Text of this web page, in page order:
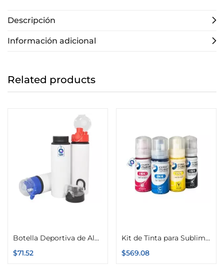
Descripción
Información adicional
Related products
Botella Deportiva de Aluminio con Seguro 750ml
$71.52
Kit de Tinta para Sublimar InkPack Botella 70g Color Make (70g Cyan, 70g Magenta, 70g Amarillo, 70g Negro)
$569.08